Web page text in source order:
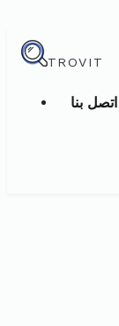
TROVIT